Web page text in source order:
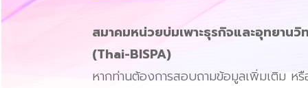
สมาคมหน่วยบ่มเพาะธุรกิจและอุทยานวิ
(Thai-BISPA)
หากท่านต้องการสอบถามข้อมูลเพิ่มเติม ห